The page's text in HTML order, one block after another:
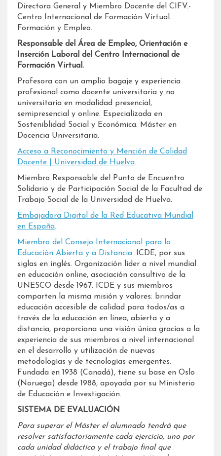
Directora General y Miembro Docente del CIFV.-
Centro Internacional de Formación Virtual.
Formación y Empleo.
Responsable del Área de Empleo, Orientación e
Inserción Laboral del Centro Internacional de
Formación Virtual.
Profesora con un amplio bagaje y experiencia
profesional como docente universitaria y no
universitaria en modalidad presencial,
semipresencial y online. Especializada en
Sosteniblidad Social y Económica. Máster en
Docencia Universitaria.
Acceso a Reconocimiento y Mención de Calidad
Docente | Universidad de Huelva.
Miembro Responsable del Punto de Encuentro
Solidario y de Participación Social de la Facultad de
Trabajo Social de la Universidad de Huelva.
Embajadora Digital de la Red Educativa Mundial
en España.
Miembro del Consejo Internacional para la
Educación Abierta y a Distancia. ICDE, por sus
siglas en inglés. Organización líder a nivel mundial
en educación online, asociación consultivo de la
UNESCO desde 1967. ICDE y sus miembros
comparten la misma misión y valores: brindar
educación accesible de calidad para todos/as a
través de la educación en línea, abierta y a
distancia, proporciona una visión única gracias a la
experiencia de sus miembros a nivel internacional
en el desarrollo y utilización de nuevas
metodologías y de tecnologías emergentes.
Fundada en 1938 (Canadá), tiene su base en Oslo
(Noruega) desde 1988, apoyada por su Ministerio
de Educación e Investigación.
SISTEMA DE EVALUACIÓN
Para superar el Máster el alumnado tendrá que
resolver satisfactoriamente cada ejercicio, uno por
cada unidad didáctica y el trabajo final que